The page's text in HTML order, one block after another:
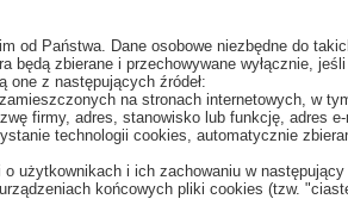
od Państwa. Dane osobowe niezbędne do
będą zbierane i przechowywane wyłącznie,
one z następujących źródeł:
na stronach internetowych, w
firmy, adres, stanowisko lub funkcję, adres
technologii cookies, automatycznie
użytkownikach i ich zachowaniu w
końcowych pliki cookies (tzw.